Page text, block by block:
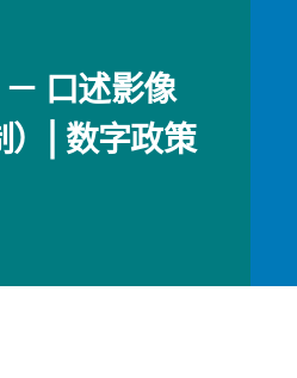
口述影像
）| 数字政策